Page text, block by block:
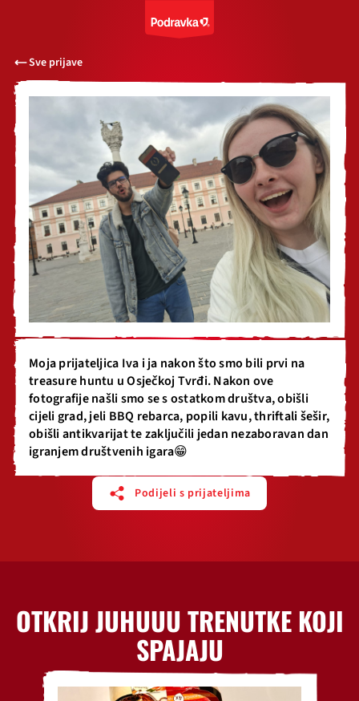
Sve prijave
Moja prijateljica Iva i ja nakon što smo bili prvi na
treasure huntu u Osječkoj Tvrđi. Nakon ove
fotografije našli smo se s ostatkom društva, obišli
cijeli grad, jeli BBQ rebarca, popili kavu, thriftali šešir,
obišli antikvarijat te zaključili jedan nezaboravan dan
igranjem društvenih igara😁
Podijeli s prijateljima
OTKRIJ JUHUUU TRENUTKE KOJI
SPAJAJU